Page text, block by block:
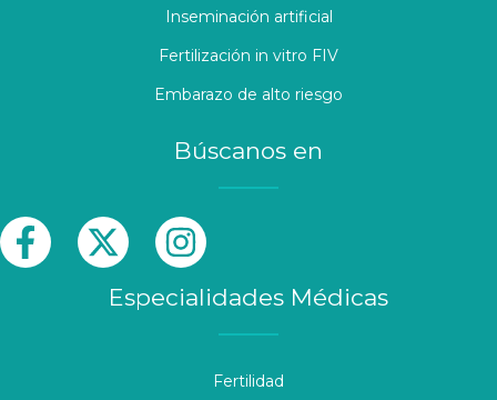
Inseminación artificial
Fertilización in vitro FIV
Embarazo de alto riesgo
Búscanos en
Especialidades Médicas
Fertilidad